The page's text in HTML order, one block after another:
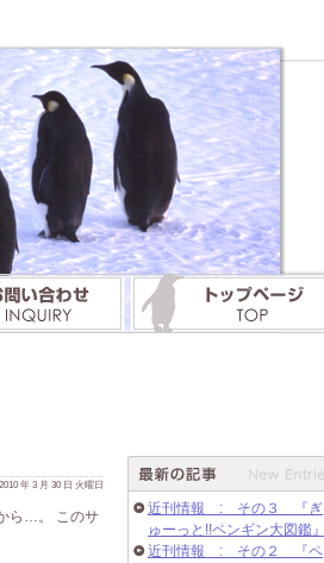
2010 年 3 月 30 日 火曜日
ら…。 このサ
近刊情報 : その３ 『ぎ
ゅーっと!!ペンギン大図鑑』
近刊情報 : その２ 『ペ